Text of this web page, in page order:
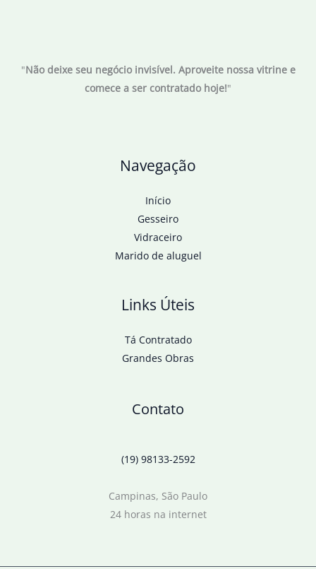
"Não deixe seu negócio invisível. Aproveite nossa vitrine e
comece a ser contratado hoje!"
Navegação
Início
Gesseiro
Vidraceiro
Marido de aluguel
Links Úteis
Tá Contratado
Grandes Obras
Contato
(19) 98133-2592
Campinas, São Paulo
24 horas na internet